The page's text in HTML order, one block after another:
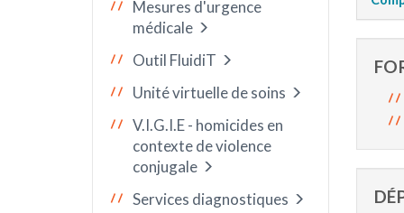
Mesures d'urgence
médicale
Outil FluidiT
Unité virtuelle de soins
V.I.G.I.E - homicides en
contexte de violence
conjugale
Services diagnostiques